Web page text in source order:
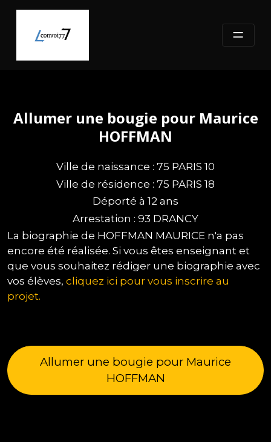
content
Allumer une bougie pour Maurice
HOFFMAN
Ville de naissance : 75 PARIS 10
Ville de résidence : 75 PARIS 18
Déporté à 12 ans
Arrestation : 93 DRANCY
La biographie de HOFFMAN MAURICE n'a pas
encore été réalisée. Si vous êtes enseignant et
que vous souhaitez rédiger une biographie avec
vos élèves, cliquez ici pour vous inscrire au
projet.
Allumer une bougie pour Maurice
HOFFMAN